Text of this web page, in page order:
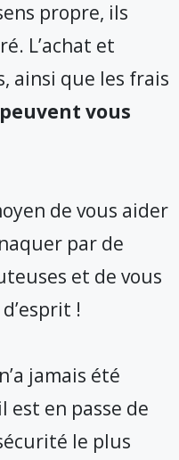
propre, ils
L’achat et
ainsi que les frais
peuvent vous
de vous aider
par de
et de vous
!
jamais été
est en passe de
le plus